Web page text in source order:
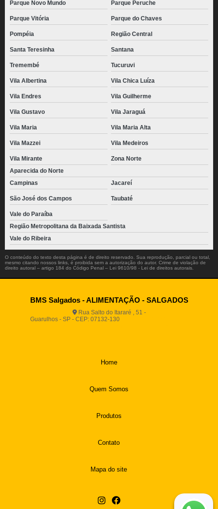
Parque Novo Mundo Parque Peruche
Parque Vitória Parque do Chaves
Pompéia Região Central
Santa Teresinha Santana
Tremembé Tucuruvi
Vila Albertina Vila Chica Luíza
Vila Endres Vila Guilherme
Vila Gustavo Vila Jaraguá
Vila Maria Vila Maria Alta
Vila Mazzei Vila Medeiros
Vila Mirante
Zona Norte
Aparecida do Norte
Campinas
Jacareí
São José dos Campos Taubaté
Vale do Paraíba
Região Metropolitana da Baixada Santista
Vale do Ribeira
O conteúdo do texto desta página é de direito reservado. Sua reprodução, parcial ou total,
mesmo citando nossos links, é proibida sem a autorização do autor. Crime de violação de
direito autoral – artigo 184 do Código Penal – Lei 9610/98 - Lei de direitos autorais
BMS Salgados - ALIMENTAÇÃO - SALGADOS
Rua Salto do Itararé , 51 -
Guarulhos - SP - CEP: 07132-130
Home
Quem Somos
Produtos
Contato
Mapa do site